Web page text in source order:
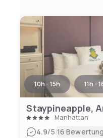
10h - 15h 11h -
Manhattan
4.9/5|16